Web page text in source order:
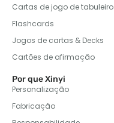
Cartas de jogo de tabuleiro
Flashcards
Jogos de cartas & Decks
Cartões de afirmação
Por que Xinyi
Personalização
Fabricação